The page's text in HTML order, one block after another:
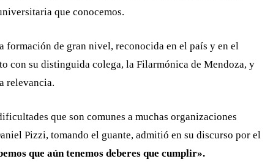
que conocemos.
formación de gran nivel, reconocida en el país y en el
con su distinguida colega, la Filarmónica de Mendoza, y
relevancia.
que son comunes a muchas organizaciones
Pizzi, tomando el guante, admitió en su discurso por el
que aún tenemos deberes que cumplir».